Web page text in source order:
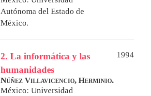
Autónoma del Estado de
México.
2. La informática y las
humanidades
1994
Núñez Villavicencio, Herminio.
México: Universidad